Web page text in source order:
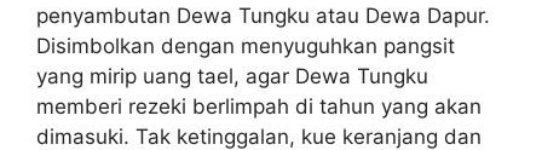
penyambutan Dewa Tungku atau Dewa Dapur.
Disimbolkan dengan menyuguhkan pangsit
yang mirip uang tael, agar Dewa Tungku
memberi rezeki berlimpah di tahun yang akan
dimasuki. Tak ketinggalan, kue keranjang dan